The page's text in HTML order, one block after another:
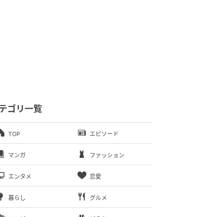
ゴリ一覧
TOP エピソード
マンガ ファッション
エンタメ 恋愛
暮らし グルメ